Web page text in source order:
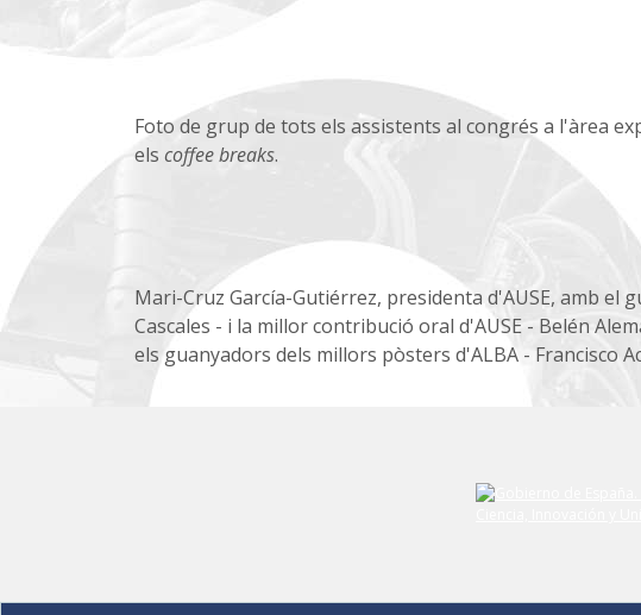
Foto de grup de tots els assistents al congrés a l'àrea
els coffee breaks.
Mari-Cruz García-Gutiérrez, presidenta d'AUSE, amb el
Cascales - i la millor contribució oral d'AUSE - Belén
els guanyadors dels millors pòsters d'ALBA - Francisco